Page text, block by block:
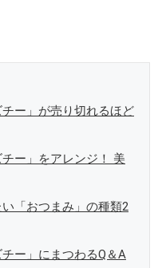
ー」が売り切れるほど
ー」をアレンジ！ 美
「おつまみ」の種類2
ー」にまつわるQ＆A